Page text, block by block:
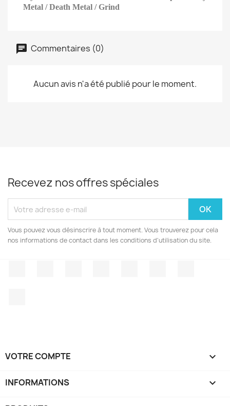
Metal / Death Metal / Grind
Commentaires (0)
Aucun avis n'a été publié pour le moment.
Recevez nos offres spéciales
Vous pouvez vous désinscrire à tout moment. Vous trouverez pour cela
nos informations de contact dans les conditions d'utilisation du site.
VOTRE COMPTE 
INFORMATIONS keyboard_arrow_down